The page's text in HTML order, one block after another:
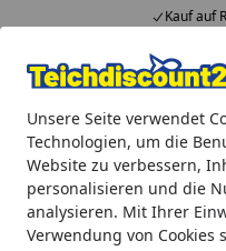
Unsere Seite verwendet
Technologien, um die
Website zu verbessern,
personalisieren und die
analysieren. Mit Ihrer
Verwendung von
Kauf auf
Alle Produkte
Mein Konto
Suchen
Startseite
Aquaristik biOrb
biOrb AIR